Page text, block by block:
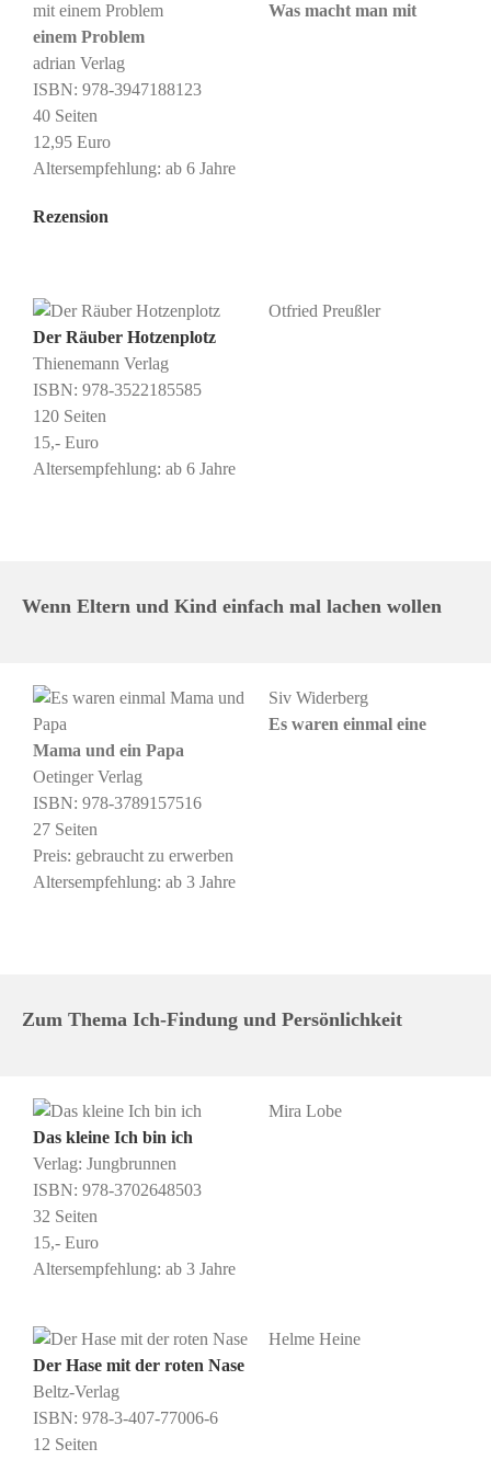
Was macht man mit
einem Problem
adrian Verlag
ISBN: 978-3947188123
40 Seiten
12,95 Euro
Altersempfehlung: ab 6 Jahre
Rezension
Otfried Preußler
Der Räuber Hotzenplotz
Thienemann Verlag
ISBN: ‎978-3522185585
120 Seiten
15,- Euro
Altersempfehlung: ab 6 Jahre
Wenn Eltern und Kind einfach mal lachen wollen
Siv Widerberg
Es waren einmal eine
Mama und ein Papa
Oetinger Verlag
ISBN: 978-3789157516
27 Seiten
Preis: gebraucht zu erwerben
Altersempfehlung: ab 3 Jahre
Zum Thema Ich-Findung und Persönlichkeit
Mira Lobe
Das kleine Ich bin ich
Verlag: Jungbrunnen
ISBN: ‎978-3702648503
32 Seiten
15,- Euro
Altersempfehlung: ab 3 Jahre
Helme Heine
Der Hase mit der roten Nase
Beltz-Verlag
ISBN: 978-3-407-77006-6
12 Seiten